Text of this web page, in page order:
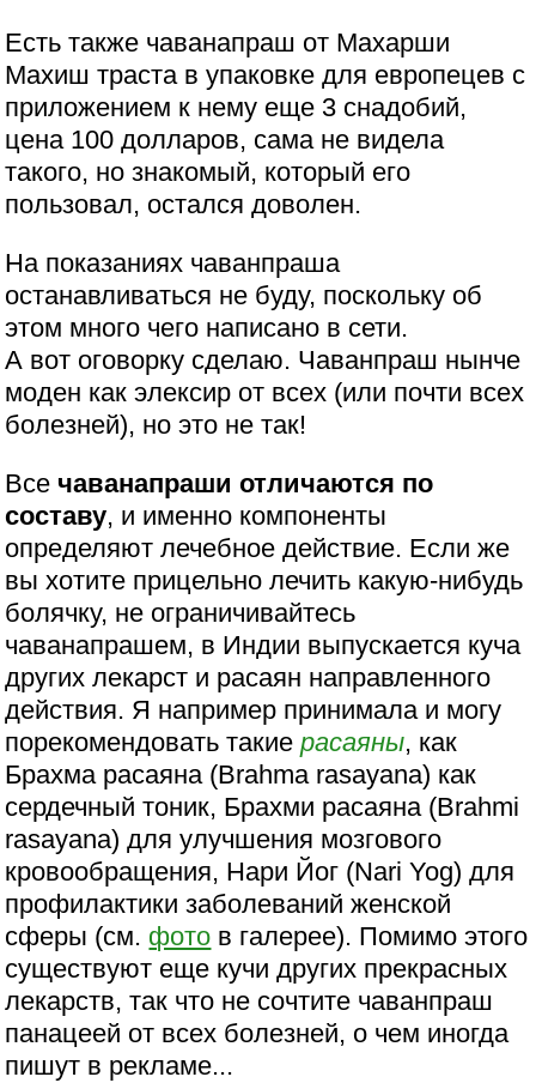
Есть также чаванапраш от Махарши
Махиш траста в упаковке для европецев с
приложением к нему еще 3 снадобий,
цена 100 долларов, сама не видела
такого, но знакомый, который его
пользовал, остался доволен.
На показаниях чаванпраша
останавливаться не буду, поскольку об
этом много чего написано в сети.
А вот оговорку сделаю. Чаванпраш нынче
моден как элексир от всех (или почти всех
болезней), но это не так!
Всечаванапраши отличаются по
составу, и именно компоненты
определяют лечебное действие. Если же
вы хотите прицельно лечить какую-нибудь
болячку, не ограничивайтесь
чаванапрашем, в Индии выпускается куча
других лекарст и расаян направленного
действия. Я например принимала и могу
порекомендовать такиерасаяны, как
Брахма расаяна (Brahma rasayana) как
сердечный тоник, Брахми расаяна (Brahmi
rasayana) для улучшения мозгового
кровообращения, Нари Йог (Nari Yog) для
профилактики заболеваний женской
сферы (см. фото в галерее). Помимо этого
существуют еще кучи других прекрасных
лекарств, так что не сочтите чаванпраш
панацеей от всех болезней, о чем иногда
пишут в рекламе...